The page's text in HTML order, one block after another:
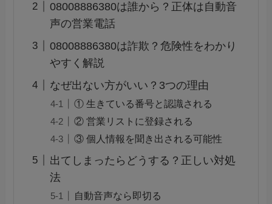
08008886380は誰から？正体は自動音
声の営業電話
08008886380は詐欺？危険性をわかり
やすく解説
なぜ出ない方がいい？3つの理由
① 生きている番号と認識される
② 営業リストに登録される
③ 個人情報を聞き出される可能性
出てしまったらどうする？正しい対処
法
自動音声なら即切る